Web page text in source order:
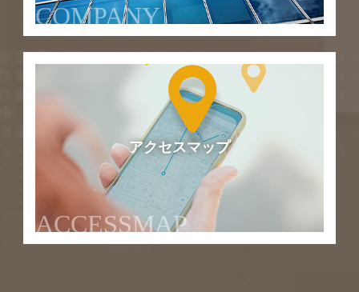
COMPANY
アクセスマップ
ACCESSMAP